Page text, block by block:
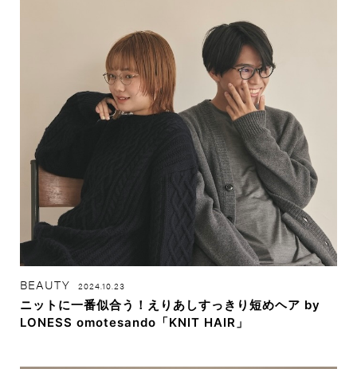
BEAUTY 2024.10.23
ニットに一番似合う！えりあしすっきり短めヘア by
LONESS omotesando「KNIT HAIR」